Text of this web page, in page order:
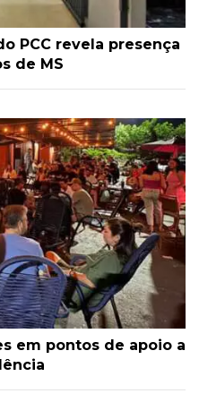
PCC revela presença
de MS
em pontos de apoio a